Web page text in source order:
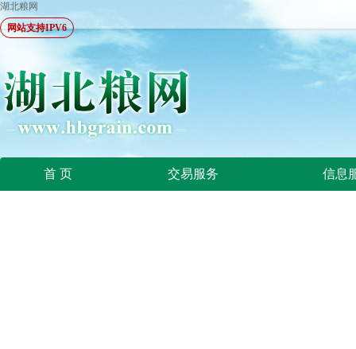
湖北粮网
网站支持IPV6
首 页 交易服务 信息